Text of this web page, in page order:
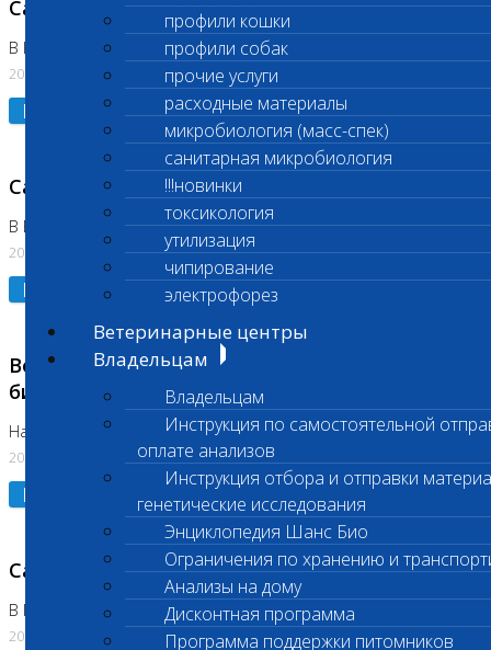
профили кошки
профили собак
прочие услуги
расходные материалы
микробиология (масс-спек)
санитарная микробиология
!!!новинки
токсикология
утилизация
чипирование
электрофорез
Ветеринарные центры
Владельцам
Владельцам
Инструкция по самостоятельной
оплате анализов
Инструкция отбора и отправки
генетические исследования
Энциклопедия Шанс Био
Ограничения по хранению и
Анализы на дому
Дисконтная программа
Программа поддержки питомников
Санитарные дни
В Коломне 24.07.2026 и 28.07.2026
20.07.2026
Подробнее
Санитарный день
В Бутово 21.07.2026
20.07.2026
Подробнее
Возобновлено выполнение срочных
биохимических исследований
На Нагорной
20.07.2026
Подробнее
Санитарный день
В Коломне 20.07.2026
20.07.2026